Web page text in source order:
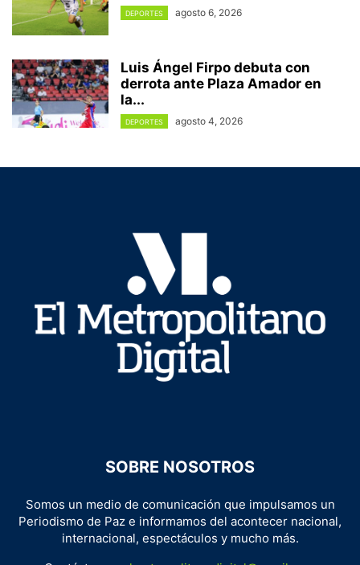
DEPORTES agosto 6, 2026
Luis Ángel Firpo debuta con
derrota ante Plaza Amador en
la...
DEPORTES agosto 4, 2026
SOBRE NOSOTROS
Somos un medio de comunicación que impulsamos un
Periodismo de Paz e informamos del acontecer nacional,
internacional, espectáculos y mucho más.